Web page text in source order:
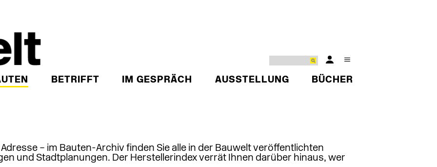
BETRIFFT IM GESPRÄCH AUSSTELLUNG BÜCHER
– im Bauten-Archiv finden Sie alle in der Bauwelt veröffentlichten
und Stadtplanungen. Der Herstellerindex verrät Ihnen darüber hinaus, wer